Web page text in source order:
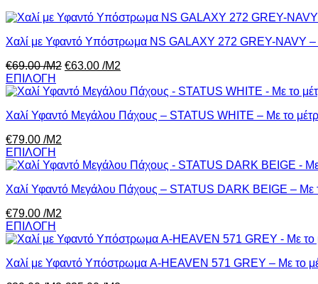
Χαλί με Υφαντό Υπόστρωμα NS GALAXY 272 GREY-NAVY –
€69.00/Μ2 €63.00 /Μ2
ΕΠΙΛΟΓΗ
Χαλί Υφαντό Μεγάλου Πάχους – STATUS WHITE – Με το
€79.00 /Μ2
ΕΠΙΛΟΓΗ
Χαλί Υφαντό Μεγάλου Πάχους – STATUS DARK BEIGE – Με
€79.00 /Μ2
ΕΠΙΛΟΓΗ
Χαλί με Υφαντό Υπόστρωμα A-HEAVEN 571 GREY – Με το